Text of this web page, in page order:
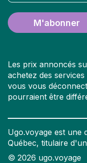
M'abonner
Les prix annoncés
achetez des
vous vous
pourraient être
Ugo.voyage est une
Québec, titulaire
© 2026 ugo.voyage